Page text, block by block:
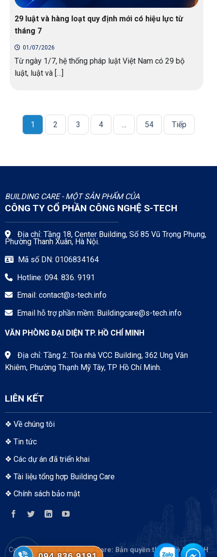
29 luật và hàng loạt quy định mới có hiệu lực từ
tháng 7
01/07/2026
Từ ngày 1/7, hệ thống pháp luật Việt Nam có 29 bộ
luật, luật và […]
1 2 3 4 … 54 Tiếp
BUILDING CARE - MỘT SẢN PHẨM CỦA
CÔNG TY CỔ PHẦN CÔNG NGHỆ S-TECH
Địa chỉ: Tầng 18, Center Building, Số 85 Vũ Trọng Phụng,
Phường Thanh Xuân, Hà Nội.
Mã số DN: 0106834164
Hotline: 094. 836. 9191
Email: contact@s-tech.info
Email hỗ trợ phần mềm: Buildingcare@s-tech.info
VĂN PHÒNG ĐẠI DIỆN TP. HỒ CHÍ MINH
Địa chỉ: Tầng 2: Tòa nhà VCC Building, 362 Ung Văn
Khiêm, Phường Thạnh Mỹ Tây, TP Hồ Chí Minh.
LIÊN KẾT
❖ Về chúng tôi
❖ Tin tức
❖ Các dự án đã triển khai
❖ Tài liệu tổng hợp Building Care
❖ Chính sách bảo mật
Copyright 2026 © Building Care: Bản quyền thuộc về S-TECH